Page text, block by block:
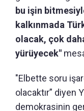
bu işin
kalkınmada
olacak, çok
yürüyecek"
"Elbette soru
olacaktır” diyen
demokrasinin